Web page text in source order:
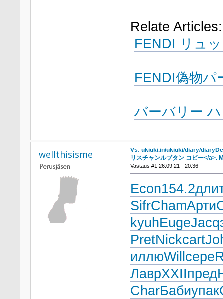
Relate Articles:
FENDI リュ
FENDI偽物パ
バーバリー
wellthisisme
Vs: ukiuki.in/ukiuki/diary/
リスチャンルブタン コピー</a>.
Vastaus #1 26.09.21 - 20:36
Econ154.2
SifrChamАрти
kyuhEugeJacq
PretNickcart
иллюWill сере
ЛаврXXIIпред
CharБабиупак